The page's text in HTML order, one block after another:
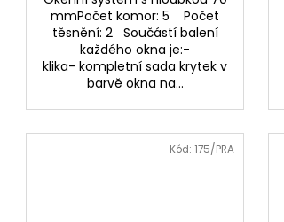
mmPočet komor: 5 Počet
těsnění: 2 Součástí balení
každého okna je:-
klika- kompletní sada krytek v
barvě okna na...
Kód:175/PRA